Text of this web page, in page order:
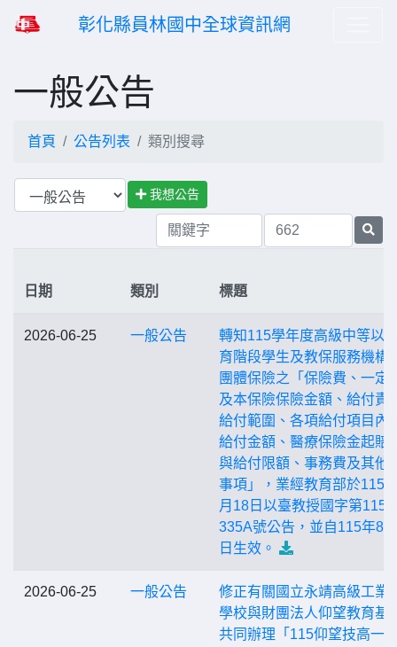
彰化縣員林國中全球資訊網
一般公告
首頁 公告列表 類別搜尋
我想公告
日期 類別 標題
2026-06-25 一般公告
轉知115學年度高級中等以
育階段學生及教保服務機構
團體保險之「保險費、一定
及本保險保險金額、給付責
給付範圍、各項給付項目內
給付金額、醫療保險金起賠
與給付限額、事務費及其他
事項」，業經教育部於115
月18日以臺教授國字第
335A號公告，並自115年8
日生效。
2026-06-25 一般公告
修正有關國立永靖高級工業
學校與財團法人仰望教育基
共同辦理「115仰望技高一